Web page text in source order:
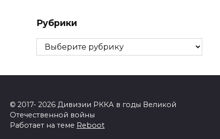
Рубрики
Рубрики
© 2017- 2026 Дивизии РККА в годы Великой
Отечественной войны
Работает на теме Reboot